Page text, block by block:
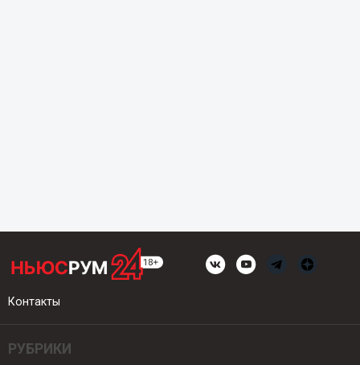
Контакты
РУБРИКИ